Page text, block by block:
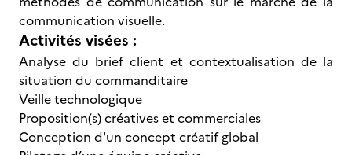
communication visuelle.
Activités visées :
Analyse du brief client et contextualisation de la
situation du commanditaire
Veille technologique
Proposition(s) créatives et commerciales
Conception d'un concept créatif global